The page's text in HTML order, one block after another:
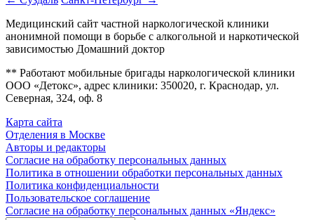
Медицинский сайт частной наркологической клиники
анонимной помощи в борьбе с алкогольной и наркотической
зависимостью Домашний доктор
** Работают мобильные бригады наркологической клиники
ООО «Детокс», адрес клиники: 350020, г. Краснодар, ул.
Северная, 324, оф. 8
Карта сайта
Отделения в Москве
Авторы и редакторы
Согласие на обработку персональных данных
Политика в отношении обработки персональных данных
Политика конфиденциальности
Пользовательское соглашение
Согласие на обработку персональных данных «Яндекс»